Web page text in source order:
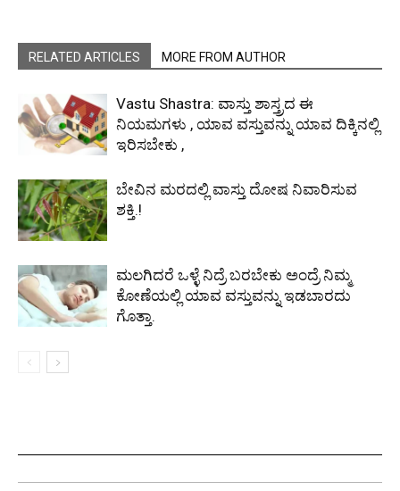
RELATED ARTICLES MORE FROM AUTHOR
Vastu Shastra: ವಾಸ್ತು ಶಾಸ್ತ್ರದ ಈ
ನಿಯಮಗಳು , ಯಾವ ವಸ್ತುವನ್ನು ಯಾವ ದಿಕ್ಕಿನಲ್ಲಿ
ಇರಿಸಬೇಕು ,
ಬೇವಿನ ಮರದಲ್ಲಿ ವಾಸ್ತು ದೋಷ ನಿವಾರಿಸುವ
ಶಕ್ತಿ.!
ಮಲಗಿದರೆ ಒಳ್ಳೆ ನಿದ್ರೆ ಬರಬೇಕು ಅಂದ್ರೆ ನಿಮ್ಮ
ಕೋಣೆಯಲ್ಲಿ ಯಾವ ವಸ್ತುವನ್ನು ಇಡಬಾರದು
ಗೊತ್ತಾ.